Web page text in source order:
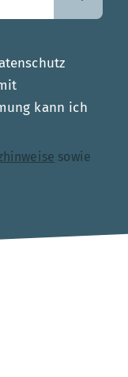
kann ich
sowie